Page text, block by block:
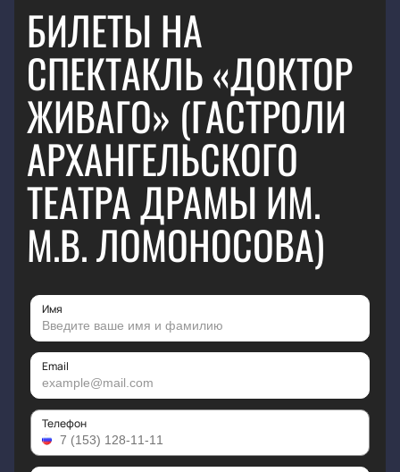
БИЛЕТЫ НА
СПЕКТАКЛЬ «ДОКТОР
ЖИВАГО» (ГАСТРОЛИ
АРХАНГЕЛЬСКОГО
ТЕАТРА ДРАМЫ ИМ.
М.В. ЛОМОНОСОВА)
Имя
Email
Телефон